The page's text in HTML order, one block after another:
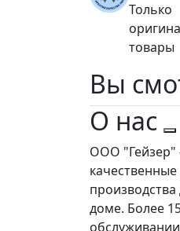
Только
товары
Вы
О нас
ООО "Гейзер"
доме. Более